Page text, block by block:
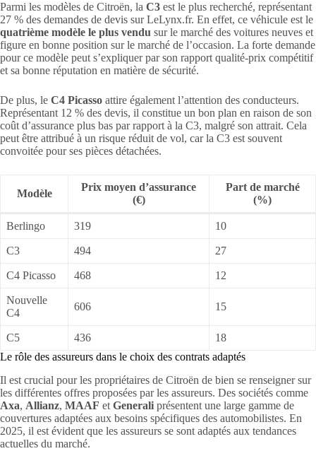
Parmi les modèles de Citroën, la C3 est le plus recherché, représentant
27 % des demandes de devis sur LeLynx.fr. En effet, ce véhicule est le
quatrième modèle le plus vendu sur le marché des voitures neuves et
figure en bonne position sur le marché de l’occasion. La forte demande
pour ce modèle peut s’expliquer par son rapport qualité-prix compétitif
et sa bonne réputation en matière de sécurité.
De plus, le C4 Picasso attire également l’attention des conducteurs.
Représentant 12 % des devis, il constitue un bon plan en raison de son
coût d’assurance plus bas par rapport à la C3, malgré son attrait. Cela
peut être attribué à un risque réduit de vol, car la C3 est souvent
convoitée pour ses pièces détachées.
Modèle
Prix moyen d’assurance
(€)
Part de marché
(%)
Berlingo 319 10
C3 494 27
C4 Picasso 468 12
Nouvelle
C4
606 15
C5 436
18
Le rôle des assureurs dans le choix des contrats adaptés
Il est crucial pour les propriétaires de Citroën de bien se renseigner sur
les différentes offres proposées par les assureurs. Des sociétés comme
Axa, Allianz, MAAF et Generali présentent une large gamme de
couvertures adaptées aux besoins spécifiques des automobilistes. En
2025, il est évident que les assureurs se sont adaptés aux tendances
actuelles du marché.